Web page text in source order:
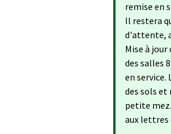
remise en
Il restera
d'attente,
Mise à
des salles
en
des sols et
petite
aux lettres